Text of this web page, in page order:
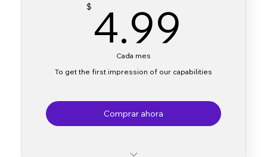
$ 4.99
Cada mes
To get the first impression of our capabilities
Comprar ahora